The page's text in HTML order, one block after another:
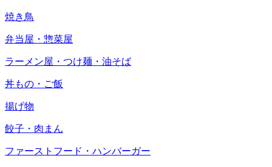
焼き鳥
弁当屋・惣菜屋
ラーメン屋・つけ麺・油そば
丼もの・ご飯
揚げ物
餃子・肉まん
ファーストフード・ハンバーガー